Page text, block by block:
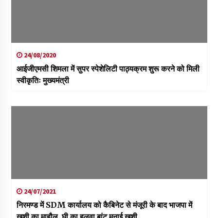
24/08/2020
आईजीएमसी शिमला में सुपर स्पेशेलिटी पाठ्यक्रम शुरू करने को मिली
स्वीकृतिः मुख्यमंत्री
24/07/2021
निरमण्ड में SDM कार्यालय को कैबिनेट से मंजूरी के बाद भाजपा में